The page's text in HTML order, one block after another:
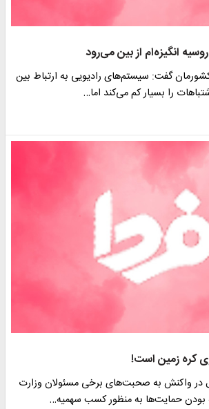
انگیزه‌ام از بین می‌رود
کشورمان گفت: سیستم‌های رادیویی به ارتباط بین
را بسیار کم می‌کند اما…
کره‌ زمین است!
در واکنش به صحبت‌های برخی مسئولان وزارت
بودن حمایت‌ها به منظور کسب سهمیه…